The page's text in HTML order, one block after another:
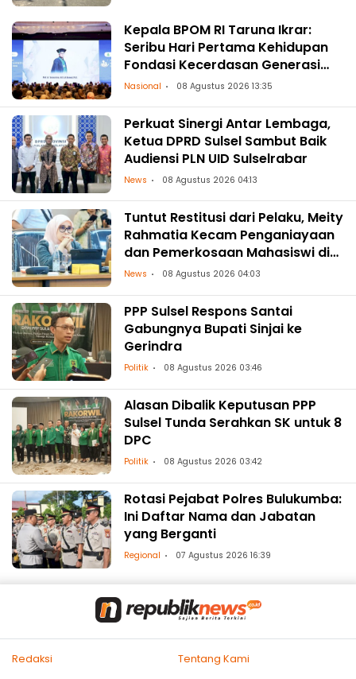
Kepala BPOM RI Taruna Ikrar:
Seribu Hari Pertama Kehidupan
Fondasi Kecerdasan Generasi
Masa Depan
Nasional 08 Agustus 2026 13:35
Perkuat Sinergi Antar Lembaga,
Ketua DPRD Sulsel Sambut Baik
Audiensi PLN UID Sulselrabar
News 08 Agustus 2026 04:13
Tuntut Restitusi dari Pelaku, Meity
Rahmatia Kecam Penganiayaan
dan Pemerkosaan Mahasiswi di
Makassar
News 08 Agustus 2026 04:03
PPP Sulsel Respons Santai
Gabungnya Bupati Sinjai ke
Gerindra
Politik 08 Agustus 2026 03:46
Alasan Dibalik Keputusan PPP
Sulsel Tunda Serahkan SK untuk 8
DPC
Politik 08 Agustus 2026 03:42
Rotasi Pejabat Polres Bulukumba:
Ini Daftar Nama dan Jabatan
yang Berganti
Regional 07 Agustus 2026 16:39
Redaksi Tentang Kami